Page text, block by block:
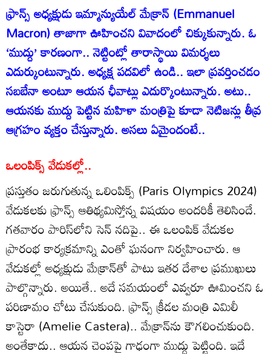
ఫ్రాన్స్‌ అధ్యక్షుడు ఇమ్మాన్యుయేల్‌ మేక్రాన్‌ (Emmanuel
Macron) తాజాగా ఊహించని వివాదంలో చిక్కుకున్నారు. ఓ
‘ముద్దు’ కారణంగా.. నెట్టింట్లో తారాస్థాయి విమర్శలు
ఎదుర్కుంటున్నారు. అధ్యక్ష పదవిలో ఉండి.. ఇలా ప్రవర్తించడం
సబబేనా అంటూ ఆయన ఛీవాట్లు ఎదుర్కొంటున్నారు. అటు..
ఆయనకు ముద్దు పెట్టిన మహిళా మంత్రిపై కూడా నెటిజన్లు తీవ్ర
ఆగ్రహం వ్యక్తం చేస్తున్నారు. అసలు ఏమైందంటే..
ఒలంపిక్స్ వేడుకల్లో..
ప్రస్తుతం జరుగుతున్న ఒలింపిక్స్‌ (Paris Olympics 2024)
వేడుకలకు ఫ్రాన్స్‌ ఆతిథ్యమిస్తోన్న విషయం అందరికీ తెలిసిందే.
గతవారం పారిస్‌లోని సెన్‌ నదిపై.. ఈ ఒలంపిక్ వేడుకల
ప్రారంభ కార్యక్రమాన్ని ఎంతో ఘనంగా నిర్వహించారు. ఆ
వేడుకల్లో అధ్యక్షుడు మేక్రాన్‌తో పాటు ఇతర దేశాల ప్రముఖులు
పాల్గొన్నారు. అయితే.. అదే సమయంలో ఎవ్వరూ ఊమించని ఓ
పరిణామం చోటు చేసుకుంది. ఫ్రాన్స్‌ క్రీడల మంత్రి ఎమిలీ
కాస్టెరా (Amelie Castera).. మేక్రాన్‌ను కౌగలించుకుంది.
అంతేకాదు.. ఆయన చెంపపై గాఢంగా ముద్దు పెట్టింది. ఇదే